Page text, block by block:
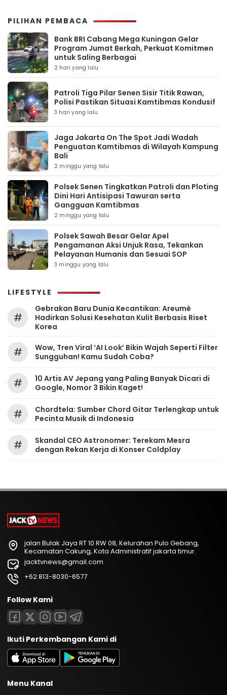
PILIHAN PEMBACA
Bank BRI Cabang Mega Kuningan Gelar
Program Jumat Berkah, Perkuat Komitmen
untuk Saling Berbagai
2 hari yang lalu
Patroli Tiga Pilar Senen Sisir Titik Rawan,
Polisi Pastikan Situasi Kamtibmas Kondusif
3 hari yang lalu
Jaga Jakarta On The Spot Jadi Wadah
Penguatan Kamtibmas di Wilayah Kampung
Bali
2 minggu yang lalu
Polsek Senen Tingkatkan Patroli dan Ploting
Dini Hari Antisipasi Tawuran serta
Gangguan Kamtibmas
2 minggu yang lalu
Polsek Sawah Besar Gelar Apel
Pengamanan Aksi Unjuk Rasa, Tekankan
Pelayanan Humanis dan Sesuai SOP
3 minggu yang lalu
LIFESTYLE
#
Gebrakan Baru Dunia Kecantikan: Areumè
Hadirkan Solusi Kesehatan Kulit Berbasis Riset
Korea
#
Wow, Tren Viral ‘AI Look’ Bikin Wajah Seperti Filter
Sungguhan! Kamu Sudah Coba?
#
10 Artis AV Jepang yang Paling Banyak Dicari di
Google, Nomor 3 Bikin Kaget!
#
Chordtela: Sumber Chord Gitar Terlengkap untuk
Pecinta Musik di Indonesia
#
Skandal CEO Astronomer: Terekam Mesra
dengan Rekan Kerja di Konser Coldplay
jalan Bulak Jaya RT 10 RW 08, Kelurahan Pulo Gebang,
Kecamatan Cakung, Kota Administratif jakarta timur.
jacktvnews@gmail.com
+62 813-8030-6577
Follow Kami
Ikuti Perkembangan Kami di
Menu Kanal